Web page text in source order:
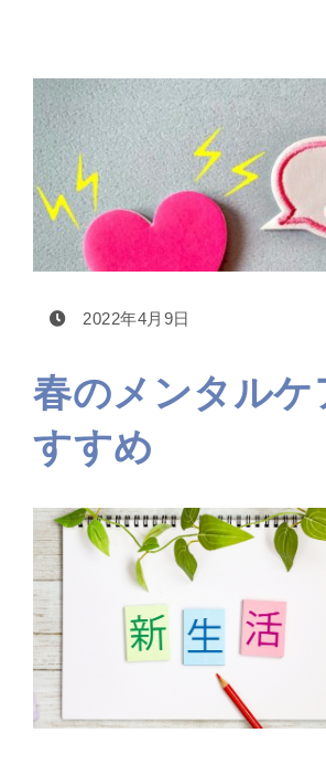
2022年4月9日
春のメンタルケ
すすめ